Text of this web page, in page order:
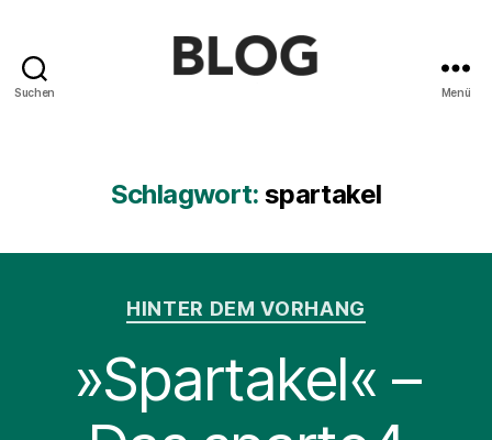
Suchen
Staatstheaters
Menü
Schlagwort: spartakel
Kategorien
HINTER DEM VORHANG
»Spartakel« –